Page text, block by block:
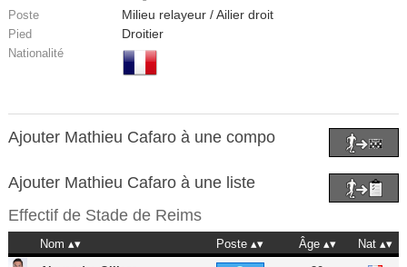
Poste Milieu relayeur / Ailier droit
Pied Droitier
Nationalité
Ajouter Mathieu Cafaro à une compo
Ajouter Mathieu Cafaro à une liste
Effectif de Stade de Reims
Nom Poste Âge
Nat